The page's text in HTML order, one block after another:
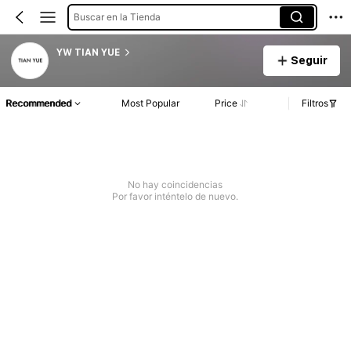
Buscar en la Tienda
YW TIAN YUE
Seguir
Recommended Most Popular Price Filtros
No hay coincidencias
Por favor inténtelo de nuevo.